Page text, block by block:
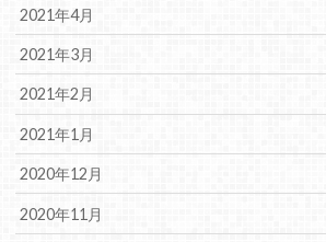
2021年4月
2021年3月
2021年2月
2021年1月
2020年12月
2020年11月